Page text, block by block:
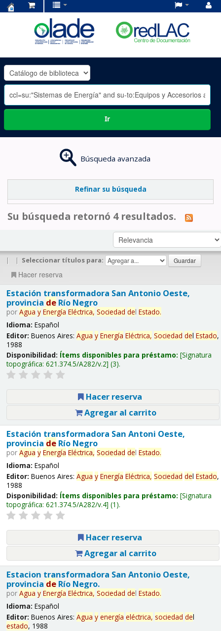
OLADE
-
Ir
Búsqueda avanzada
Refinar su búsqueda
Su búsqueda retornó 4 resultados.
| | Seleccionar títulos para:
Hacer reserva
Estación transformadora San Antonio Oeste,
provincia deRío Negro
por Agua y Energía Eléctrica, Sociedad del Estado.
Idioma: Español
Editor: Buenos Aires: Agua y Energía Eléctrica, Sociedad del Estado,
1988
Disponibilidad: Ítems disponibles para préstamo: Signatura
topográfica: 621.374.5/A282/v.2 (3).
Hacer reserva
Agregar al carrito
Estación transformadora San Antoni Oeste,
provincia deRío Negro
por Agua y Energía Eléctrica, Sociedad del Estado.
Idioma: Español
Editor: Buenos Aires: Agua y Energía Eléctrica, Sociedad del Estado,
1988
Disponibilidad: Ítems disponibles para préstamo: Signatura
topográfica: 621.374.5/A282/v.4 (1).
Hacer reserva
Agregar al carrito
Estacion transformadora San Antonio Oeste,
provincia deRío Negro.
por Agua y Energía Eléctrica, Sociedad del Estado.
Idioma: Español
Editor: Buenos Aires: Agua y energía eléctrica, sociedad del
estado, 1988